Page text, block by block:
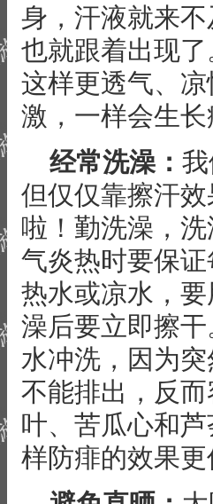
身，汗液就来
也就跟着出现
这样更透气、
激，一样会生长
经常洗澡：
但仅仅靠擦汗
啦！勤洗澡，
气炎热时要保
热水或凉水，
澡后要立即擦
水冲洗，因为
不能排出，反
叶、苦瓜心和
样防痱的效果更